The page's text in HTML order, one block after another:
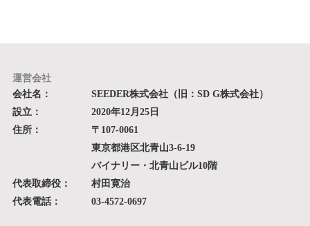
運営会社
会社名：
SEEDER株式会社（旧：SD G株式会社）
設立：
2020年12月25日
住所：
〒107-0061
東京都港区北青山3-6-19
バイナリー・北青山ビル10階
代表取締役：
村田寛治
代表電話：
03-4572-0697